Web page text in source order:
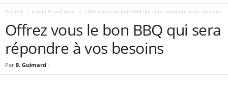
i
a
Accueil Jardin & extérieur Offrez vous le bon BBQ qui sera répondre à vos besoins
Offrez vous le bon BBQ qui sera
répondre à vos besoins
Par B. Guimard -